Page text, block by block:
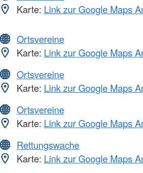
Karte: Link zur Google Maps
Ortsvereine
Karte: Link zur Google Maps
Ortsvereine
Karte: Link zur Google Maps
Ortsvereine
Karte: Link zur Google Maps
Rettungswache
Karte: Link zur Google Maps